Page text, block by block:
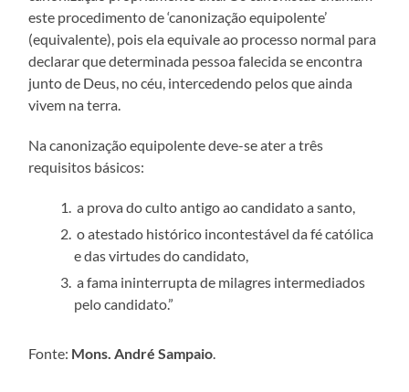
este procedimento de ‘canonização equipolente’
(equivalente), pois ela equivale ao processo normal para
declarar que determinada pessoa falecida se encontra
junto de Deus, no céu, intercedendo pelos que ainda
vivem na terra.
Na canonização equipolente deve-se ater a três
requisitos básicos:
a prova do culto antigo ao candidato a santo,
o atestado histórico incontestável da fé católica
e das virtudes do candidato,
a fama ininterrupta de milagres intermediados
pelo candidato.”
Fonte: Mons. André Sampaio